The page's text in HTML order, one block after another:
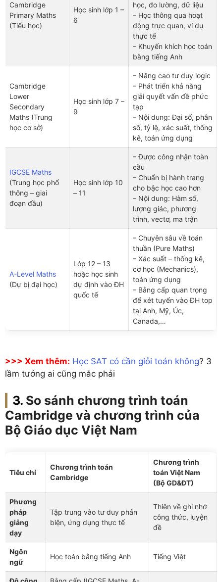
Cambridge
Primary Maths
(Tiểu học)
Học sinh lớp 1 –
6
học, đo lường, dữ liệu
– Học thông qua hoạt
động trực quan, ví dụ
thực tế
– Khuyến khích học toán
bằng tiếng Anh
Cambridge
Lower
Secondary
Maths (Trung
học cơ sở)
Học sinh lớp 7 –
9
– Nâng cao tư duy logic
– Phát triển khả năng
giải quyết vấn đề phức
tạp
– Nội dung: Đại số, phân
số, tỷ lệ, xác suất, thống
kê, toán ứng dụng
IGCSE Maths
(Trung học phổ
thông – giai
đoạn đầu)
Học sinh lớp 10
– 11
– Được công nhận toàn
cầu
– Chuẩn bị hành trang
cho bậc học cao hơn
– Nội dung: Hàm số,
lượng giác, phương
trình, vectơ, ma trận
A-Level Maths
(Dự bị đại học)
Lớp 12 – 13
hoặc học sinh
dự định vào ĐH
quốc tế
– Chuyên sâu về toán
thuần (Pure Maths)
– Xác suất – thống kê,
cơ học (Mechanics),
toán ứng dụng
– Bằng cấp quan trọng
để xét tuyển vào ĐH top
tại Anh, Mỹ, Úc,
Canada,…
>>> Xem thêm: Học SAT có cần giỏi toán không? 3
lầm tưởng ai cũng mắc phải
So sánh chương trình toán
Cambridge và chương trình của
Bộ Giáo dục Việt Nam
Tiêu chí
Chương trình toán
Cambridge
Chương trình
toán Việt Nam
(Bộ GD&ĐT)
Phương
pháp
giảng
dạy
Tập trung vào tư duy phản
biện, ứng dụng thực tế
Thiên về ghi nhớ
công thức, luyện
đề
Ngôn
ngữ
Học toán bằng tiếng Anh Tiếng Việt